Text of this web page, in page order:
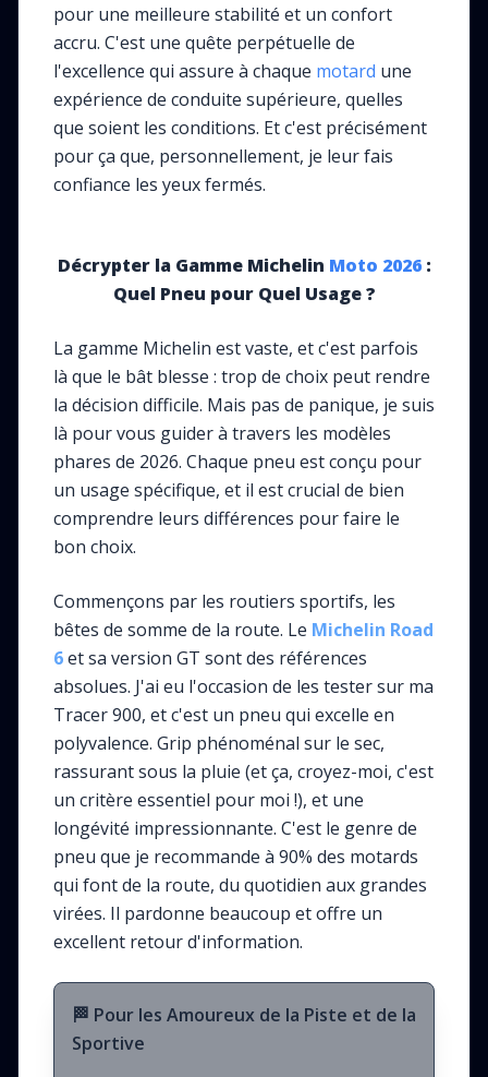
pour une meilleure stabilité et un confort
accru. C'est une quête perpétuelle de
l'excellence qui assure à chaque motard une
expérience de conduite supérieure, quelles
que soient les conditions. Et c'est précisément
pour ça que, personnellement, je leur fais
confiance les yeux fermés.
Décrypter la Gamme Michelin Moto 2026:
Quel Pneu pour Quel Usage ?
La gamme Michelin est vaste, et c'est parfois
là que le bât blesse : trop de choix peut rendre
la décision difficile. Mais pas de panique, je suis
là pour vous guider à travers les modèles
phares de 2026. Chaque pneu est conçu pour
un usage spécifique, et il est crucial de bien
comprendre leurs différences pour faire le
bon choix.
Commençons par les routiers sportifs, les
bêtes de somme de la route. Le Michelin Road
6et sa version GT sont des références
absolues. J'ai eu l'occasion de les tester sur ma
Tracer 900, et c'est un pneu qui excelle en
polyvalence. Grip phénoménal sur le sec,
rassurant sous la pluie (et ça, croyez-moi, c'est
un critère essentiel pour moi !), et une
longévité impressionnante. C'est le genre de
pneu que je recommande à 90% des motards
qui font de la route, du quotidien aux grandes
virées. Il pardonne beaucoup et offre un
excellent retour d'information.
🏁 Pour les Amoureux de la Piste et de la
Sportive